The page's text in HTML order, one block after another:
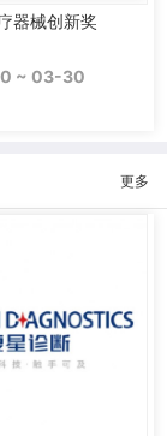
器械创新奖
~ 03-30
更多